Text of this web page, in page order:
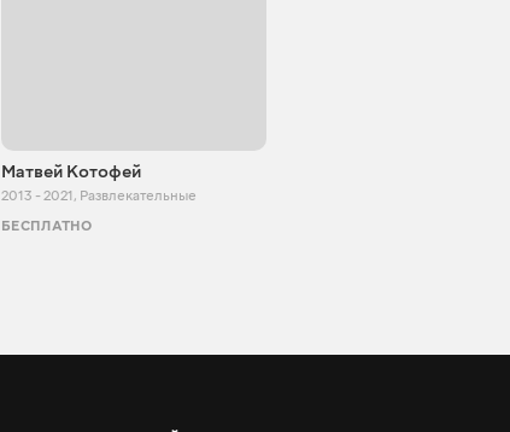
Матвей Котофей
2013 - 2021, Развлекательные
БЕСПЛАТНО